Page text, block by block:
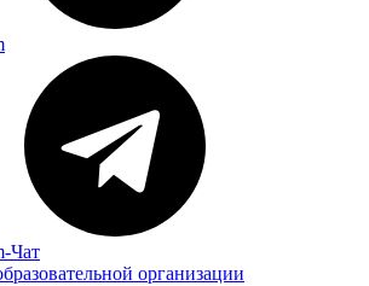
Чат
организации